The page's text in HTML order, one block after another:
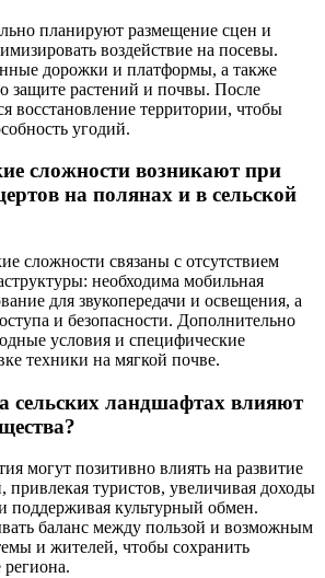
планируют размещение сцен и
воздействие на посевы.
дорожки и платформы, а также
защите растений и почвы. После
восстановление территории, чтобы
угодий.
сложности возникают при
на полянах и в сельской
сложности связаны с отсутствием
необходима мобильная
для звукопередачи и освещения, а
и безопасности. Дополнительно
условия и специфические
техники на мягкой почве.
сельских ландшафтах влияют
могут позитивно влиять на развитие
привлекая туристов, увеличивая доходы
поддерживая культурный обмен.
баланс между пользой и возможным
и жителей, чтобы сохранить
региона.